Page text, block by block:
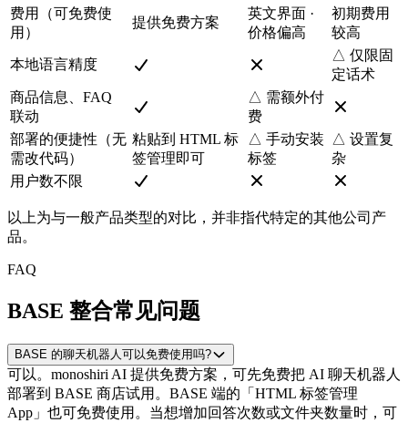
费用（可免费使
用）
提供免费方案
英文界面 ·
价格偏高
初期费用
较高
本地语言精度
△ 仅限固
定话术
商品信息、FAQ
联动
△ 需额外付
费
部署的便捷性（无
需改代码）
粘贴到 HTML 标
签管理即可
△ 手动安装
标签
△ 设置复
杂
用户数不限
以上为与一般产品类型的对比，并非指代特定的其他公司产
品。
FAQ
BASE 整合常见问题
BASE 的聊天机器人可以免费使用吗?
可以。monoshiri AI 提供免费方案，可先免费把 AI 聊天机器人
部署到 BASE 商店试用。BASE 端的「HTML 标签管理
App」也可免费使用。当想增加回答次数或文件夹数量时，可